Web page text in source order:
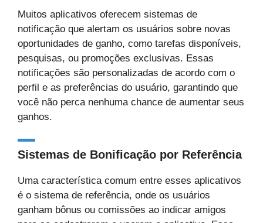
Muitos aplicativos oferecem sistemas de
notificação que alertam os usuários sobre novas
oportunidades de ganho, como tarefas disponíveis,
pesquisas, ou promoções exclusivas. Essas
notificações são personalizadas de acordo com o
perfil e as preferências do usuário, garantindo que
você não perca nenhuma chance de aumentar seus
ganhos.
Sistemas de Bonificação por Referência
Uma característica comum entre esses aplicativos
é o sistema de referência, onde os usuários
ganham bônus ou comissões ao indicar amigos